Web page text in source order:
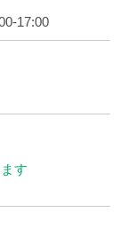
17:00
す